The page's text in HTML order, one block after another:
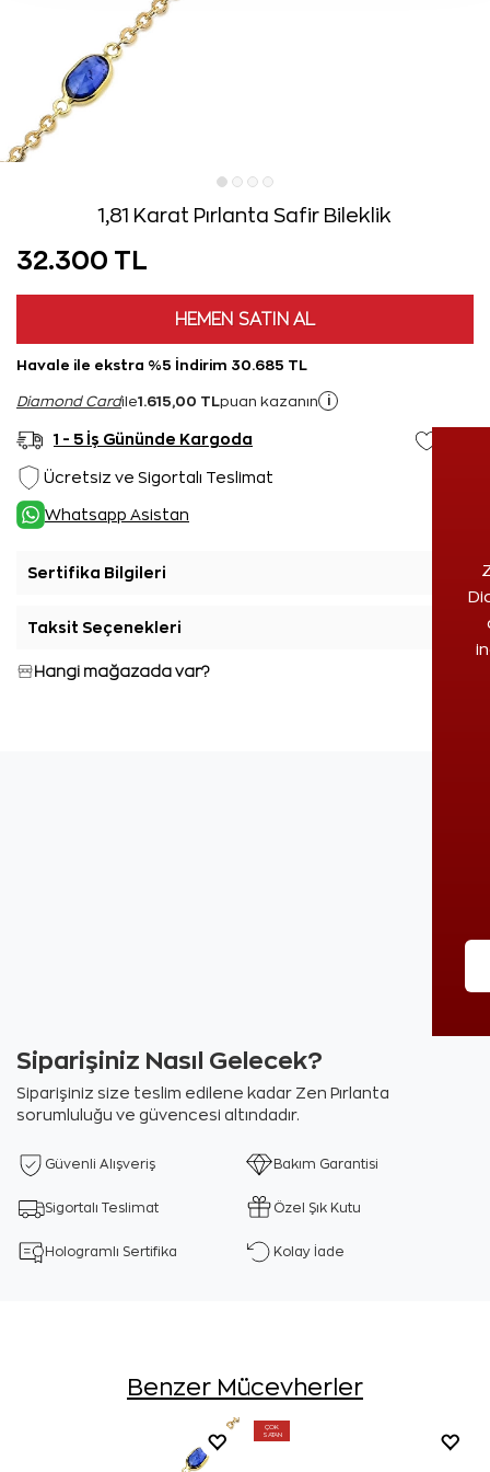
1,81 Karat Pırlanta Safir Bileklik
32.300 TL
HEMEN SATIN AL
Havale ile ekstra %5 İndirim 30.685 TL
Diamond Cardile1.615,00 TL puan kazanın i
1 - 5 İş Gününde Kargoda
Ücretsiz ve Sigortalı Teslimat
Whatsapp Asistan
Sertifika Bilgileri
Taksit Seçenekleri
Hangi mağazada var?
Siparişiniz Nasıl Gelecek?
Siparişiniz size teslim edilene kadar Zen Pırlanta
sorumluluğu ve güvencesi altındadır.
Güvenli Alışveriş Bakım Garantisi
Sigortalı Teslimat Özel Şık Kutu
Hologramlı Sertifika Kolay İade
Benzer Mücevherler
ÇOK
SATAN